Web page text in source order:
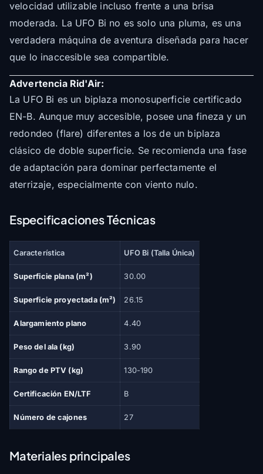
velocidad utilizable incluso frente a una brisa
moderada. La UFO Bi no es solo una pluma, es una
verdadera máquina de aventura diseñada para hacer
que lo inaccesible sea compartible.
Advertencia Rid'Air:
La UFO Bi es un biplaza monosuperficie certificado
EN-B. Aunque muy accesible, posee una fineza y un
redondeo (flare) diferentes a los de un biplaza
clásico de doble superficie. Se recomienda una fase
de adaptación para dominar perfectamente el
aterrizaje, especialmente con viento nulo.
Especificaciones Técnicas
Característica UFO Bi (Talla Única)
Superficie plana (m²) 30.00
Superficie proyectada (m²) 26.15
Alargamiento plano 4.40
Peso del ala (kg) 3.90
Rango de PTV (kg) 130-190
Certificación EN/LTF B
Número de cajones 27
Materiales principales